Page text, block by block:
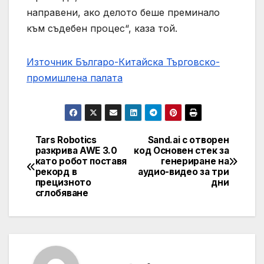
направени, ако делото беше преминало
към съдебен процес“, каза той.
Източник Българо-Китайска Търговско-
промишлена палaта
Навигация
Sand.ai с отворен
код Основен стек за
генериране на
аудио-видео за три
дни
Tars Robotics
разкрива AWE 3.0
като робот поставя
рекорд в
прецизното
сглобяване